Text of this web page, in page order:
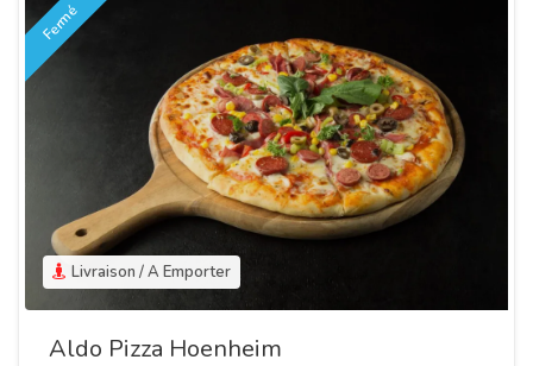
Livraison / A Emporter
Fermé
Aldo Pizza Hoenheim